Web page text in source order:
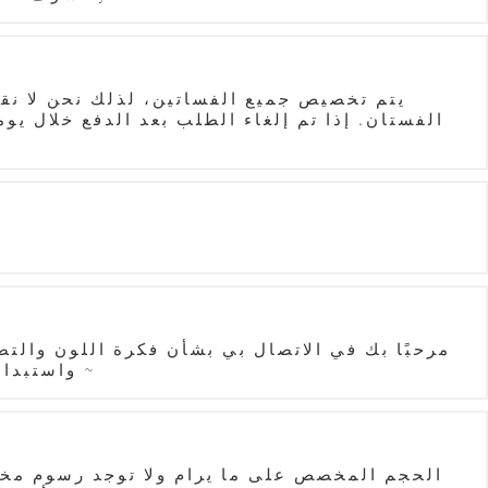
يتم تخصيص جميع الفساتين، لذلك نحن لا
مرحبًا بك في الاتصال بي بشأن فكرة اللون
واستبدال الفستان ذو التصميم الفريد الذي تم تغييره، لأنه تم تغيير النمط فقط من أجل أنت. نأمل تفهمكم ~
الحجم المخصص على ما يرام ولا توجد رسوم